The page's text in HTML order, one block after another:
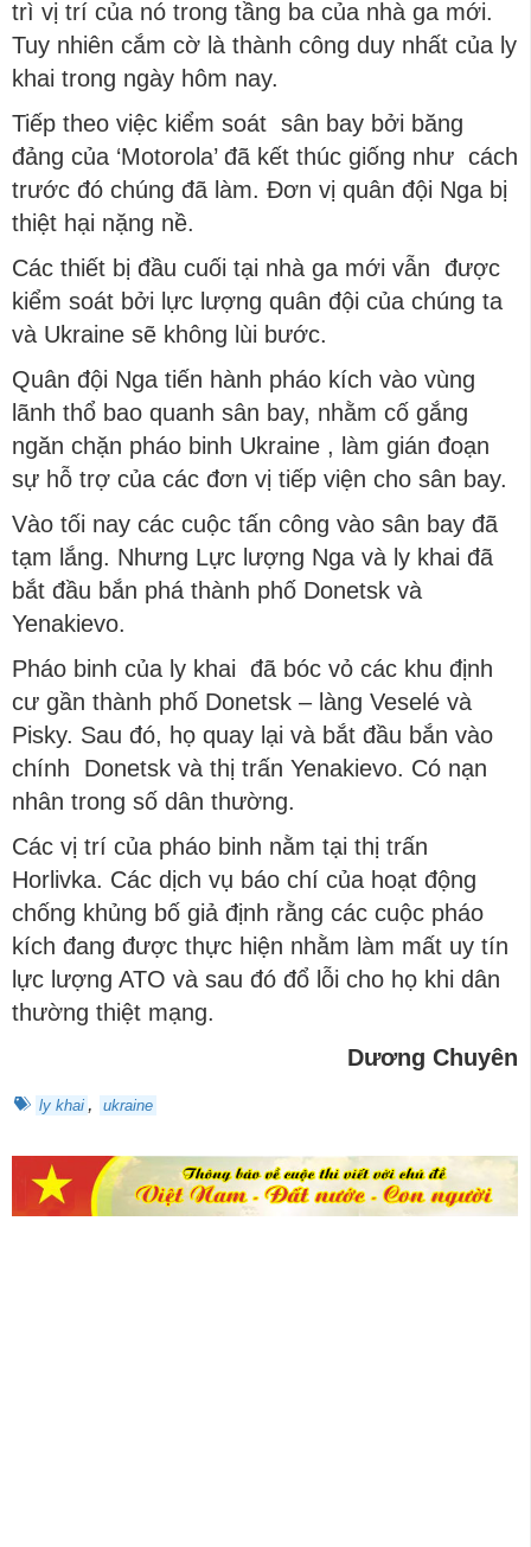
trì vị trí của nó trong tầng ba của nhà ga mới.
Tuy nhiên cắm cờ là thành công duy nhất của ly
khai trong ngày hôm nay.
Tiếp theo việc kiểm soát sân bay bởi băng
đảng của ‘Motorola’ đã kết thúc giống như cách
trước đó chúng đã làm. Đơn vị quân đội Nga bị
thiệt hại nặng nề.
Các thiết bị đầu cuối tại nhà ga mới vẫn được
kiểm soát bởi lực lượng quân đội của chúng ta
và Ukraine sẽ không lùi bước.
Quân đội Nga tiến hành pháo kích vào vùng
lãnh thổ bao quanh sân bay, nhằm cố gắng
ngăn chặn pháo binh Ukraine , làm gián đoạn
sự hỗ trợ của các đơn vị tiếp viện cho sân bay.
Vào tối nay các cuộc tấn công vào sân bay đã
tạm lắng. Nhưng Lực lượng Nga và ly khai đã
bắt đầu bắn phá thành phố Donetsk và
Yenakievo.
Pháo binh của ly khai đã bóc vỏ các khu định
cư gần thành phố Donetsk – làng Veselé và
Pisky. Sau đó, họ quay lại và bắt đầu bắn vào
chính Donetsk và thị trấn Yenakievo. Có nạn
nhân trong số dân thường.
Các vị trí của pháo binh nằm tại thị trấn
Horlivka. Các dịch vụ báo chí của hoạt động
chống khủng bố giả định rằng các cuộc pháo
kích đang được thực hiện nhằm làm mất uy tín
lực lượng ATO và sau đó đổ lỗi cho họ khi dân
thường thiệt mạng.
Dương Chuyên
ly khai , ukraine